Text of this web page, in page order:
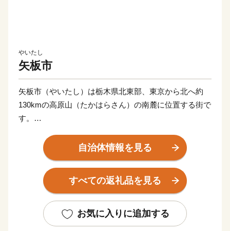
やいたし
矢板市
矢板市（やいたし）は栃木県北東部、東京から北へ約
130kmの高原山（たかはらさん）の南麓に位置する街で
す。
実感できる場所ですが、東北自動車道、国道4号線、JR
宇都宮線が市の南北に通り、矢板駅と片岡駅の2つの駅
を擁する大変交通の便の良いところでもあります。
矢板市のシンボルでもある高原山には県民の森や八方ヶ
群生、秋には素晴らしい紅葉や黄金色の稲穂に市の特産
物であるリンゴが実る風景、冬はスノーシューハイキン
自治体情報を見る
すべての返礼品を見る
お気に入りに追加する